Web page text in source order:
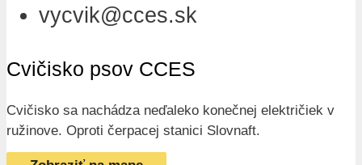
vycvik@cces.sk
Cvičisko psov CCES
Cvičisko sa nachádza neďaleko konečnej električiek v
ružinove. Oproti čerpacej stanici Slovnaft.